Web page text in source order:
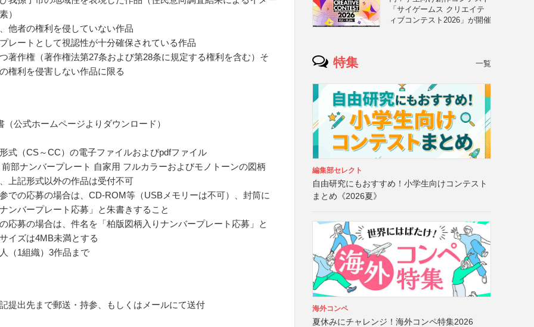
）
他者の権利を侵していない作品
レートとして視認性が十分確保されている作品
著作権（著作権法第27条および第28条に規定する権利を含む）そ
権利を侵害しない作品に限る
（公式ホームページよりダウンロード）
式（CS～CC）の電子ファイルおよびpdfファイル
部ナンバープレート 自家用 フルカラーおよびモノトーンの図柄
上記形式以外の作品は受付不可
での応募の場合は、CD-ROM等（USBメモリーは不可）、封筒に
ンバープレート応募」と朱書きすること
応募の場合は、件名を「柏版図柄入りナンバープレート応募」と
イズは4MB未満とする
（1組織）3作品まで
提出先まで郵送・持参、もしくはメールにて送付
「サイゲームス クリエイテ
ィブコンテスト2026」が開催
特集 一覧
編集部セレクト
自由研究にもおすすめ！小学生向けコンテスト
まとめ《2026夏》
海外コンペ
夏休みにチャレンジ！海外コンペ特集2026